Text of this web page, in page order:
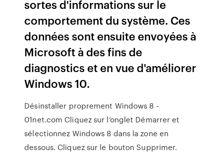
sortes d'informations sur le
comportement du système. Ces
données sont ensuite envoyées à
Microsoft à des fins de
diagnostics et en vue d'améliorer
Windows 10.
Désinstaller proprement Windows 8 -
01net.com Cliquez sur l’onglet Démarrer et
sélectionnez Windows 8 dans la zone en
dessous. Cliquez sur le bouton Supprimer.